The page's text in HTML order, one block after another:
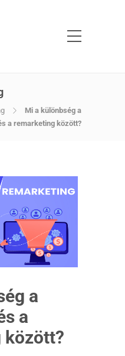
Mi a különbség a
a remarketing között?
a
a
között?